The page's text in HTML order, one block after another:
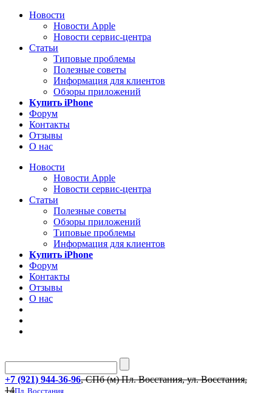
Новости
Новости Apple
Новости сервис-центра
Статьи
Типовые проблемы
Полезные советы
Информация для клиентов
Обзоры приложений
Купить iPhone
Форум
Контакты
Отзывы
О нас
Новости
Новости Apple
Новости сервис-центра
Статьи
Полезные советы
Обзоры приложений
Типовые проблемы
Информация для клиентов
Купить iPhone
Форум
Контакты
Отзывы
О нас
+7 (921) 944-36-96, СПб (м) Пл. Восстания, ул. Восстания,
14Пл. Восстания